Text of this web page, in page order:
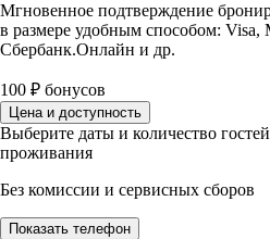
Мгновенное подтверждение
в размере удобным способом: Visa,
Сбербанк.Онлайн и др.
100 ₽ бонусов
Цена и доступность
Выберите даты и количество
проживания
Без комиссии и сервисных сборов
Показать телефон